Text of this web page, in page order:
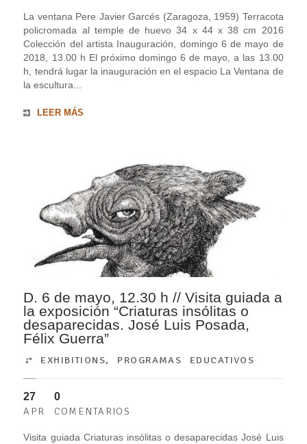
La ventana Pere Javier Garcés (Zaragoza, 1959) Terracota
policromada al temple de huevo 34 x 44 x 38 cm 2016
Colección del artista Inauguración, domingo 6 de mayo de
2018, 13.00 h El próximo domingo 6 de mayo, a las 13.00
h, tendrá lugar la inauguración en el espacio La Ventana de
la escultura...
LEER MÁS
D. 6 de mayo, 12.30 h // Visita guiada a
la exposición “Criaturas insólitas o
desaparecidas. José Luis Posada,
Félix Guerra”
EXHIBITIONS, PROGRAMAS EDUCATIVOS
27
APR
0
COMENTARIOS
Visita guiada Criaturas insólitas o desaparecidas José Luis